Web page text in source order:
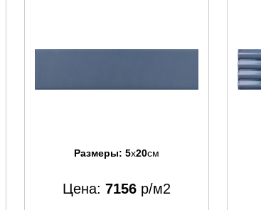
Размеры: 5x20см
Цена: 7156р/м2